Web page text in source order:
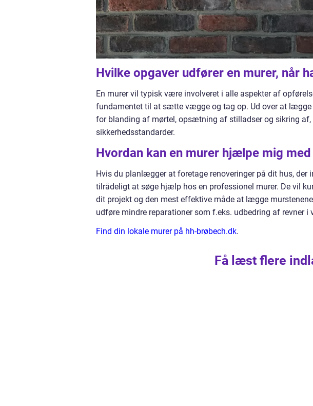
Hvilke opgaver udfører en murer, når
En murer vil typisk være involveret i alle aspekter af
fundamentet til at sætte vægge og tag op. Ud over at
for blanding af mørtel, opsætning af stilladser og sikring
sikkerhedsstandarder.
Hvordan kan en murer hjælpe mig
Hvis du planlægger at foretage renoveringer på dit hus, der
tilrådeligt at søge hjælp hos en professionel murer. De vil
dit projekt og den mest effektive måde at lægge
udføre mindre reparationer som f.eks. udbedring af revner i
Find din lokale murer på hh-brøbech.dk.
Få læst flere